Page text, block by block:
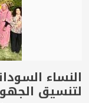
النساء
لتنسيق